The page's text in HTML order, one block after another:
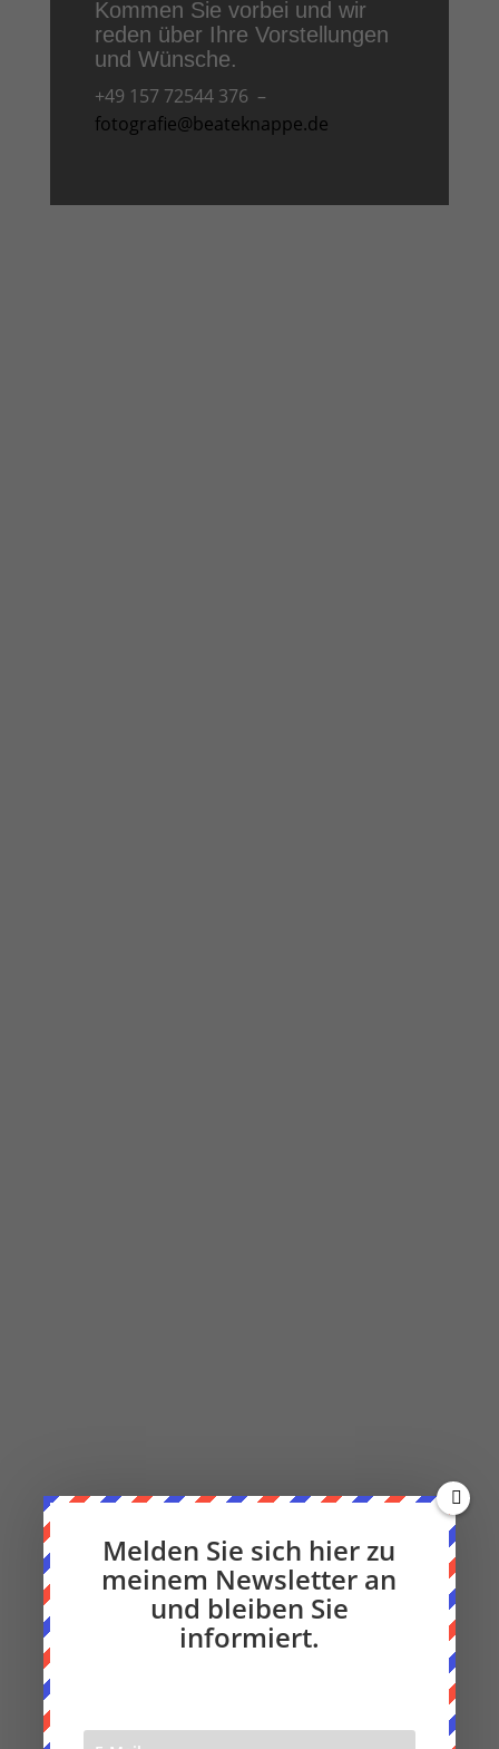
Kommen Sie vorbei und wir
reden über Ihre Vorstellungen
und Wünsche.
+49 157 72544 376 –
fotografie@beateknappe.de
Melden Sie sich hier zu
meinem Newsletter an
und bleiben Sie
informiert.